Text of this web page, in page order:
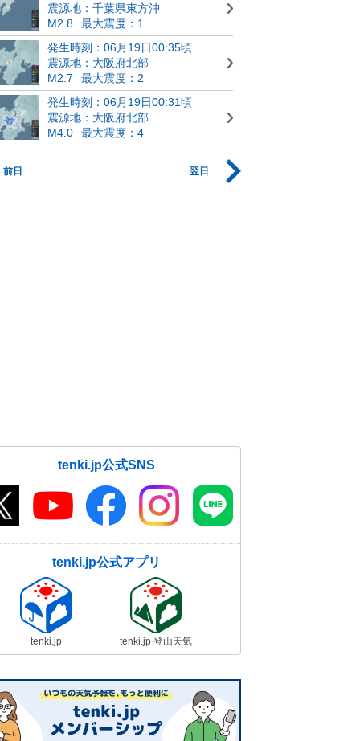
震源地：千葉県東方沖
M2.8
最大震度：1
発生時刻：06月19日00:35頃
震源地：大阪府北部
M2.7
最大震度：2
発生時刻：06月19日00:31頃
震源地：大阪府北部
M4.0
最大震度：4
前日 翌日
tenki.jp公式SNS
tenki.jp公式アプリ
tenki.jp tenki.jp 登山天気